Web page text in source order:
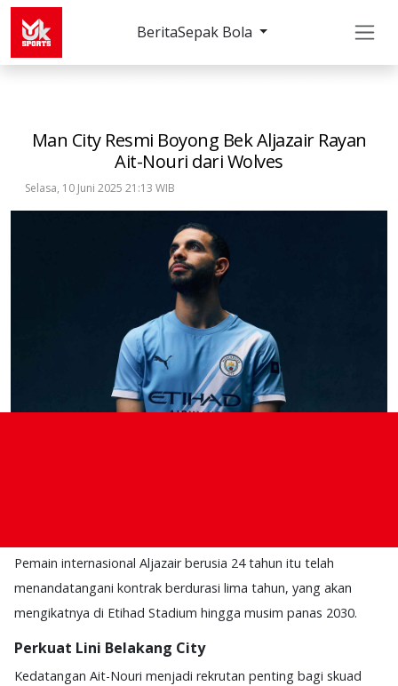
BeritaSepak Bola
Man City Resmi Boyong Bek Aljazair Rayan
Ait-Nouri dari Wolves
Selasa, 10 Juni 2025 21:13 WIB
Pemain internasional Aljazair berusia 24 tahun itu telah
menandatangani kontrak berdurasi lima tahun, yang akan
mengikatnya di Etihad Stadium hingga musim panas 2030.
Perkuat Lini Belakang City
Kedatangan Ait-Nouri menjadi rekrutan penting bagi skuad